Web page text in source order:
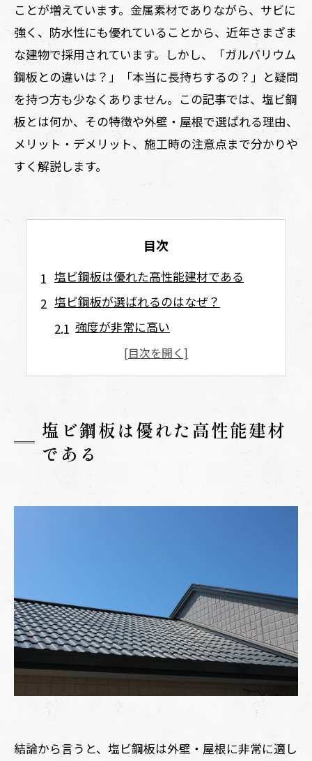
ことが増えています。金属素材でありながら、サビに
強く、防水性にも優れていることから、近年さまざま
な建物で採用されています。しかし、「ガルバリウム
鋼板との違いは？」「本当に長持ちするの？」と疑問
を持つ方も少なくありません。この記事では、塩ビ鋼
板とは何か、その特徴や外壁・屋根で選ばれる理由、
メリット・デメリット、施工時の注意点まで分かりや
すく解説します。
目次
塩ビ鋼板は優れた高性能建材である
塩ビ鋼板が選ばれるのはなぜ？
強度が非常に高い
サビが発生しにくい
メンテナンスの手間が少ない
工場・倉庫の外壁や屋根
住宅の外壁リフォーム
万能ではなく、用途を選ぶ建材でもある
塩ビ鋼板は優れた高性能建材
である
結論から言うと、塩ビ鋼板は外壁・屋根に非常に適し